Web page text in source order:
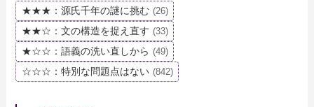
★★★：源氏千年の謎に挑む (26)
★★☆：文の構造を捉え直す (33)
★☆☆：語義の洗い直しから (49)
☆☆☆：特別な問題点はない (842)